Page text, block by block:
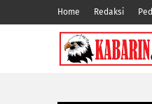
Home Redaksi